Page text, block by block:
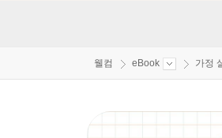
웰컴 eBook 가정